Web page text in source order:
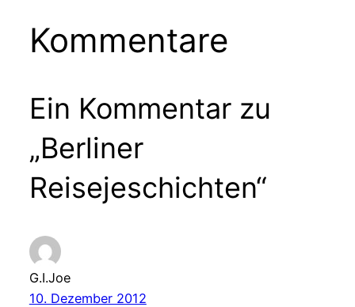
Kommentare
Ein Kommentar zu
„Berliner
Reisejeschichten“
G.I.Joe
10. Dezember 2012